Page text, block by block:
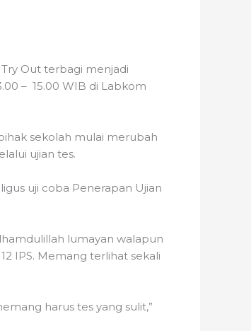
Try Out terbagi menjadi
– 15.00 WIB di Labkom
sekolah mulai merubah
ujian tes.
uji coba Penerapan Ujian
lumayan walapun
IPS. Memang terlihat sekali
harus tes yang sulit,”